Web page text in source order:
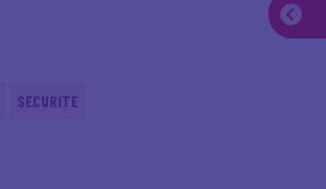
SECURITE